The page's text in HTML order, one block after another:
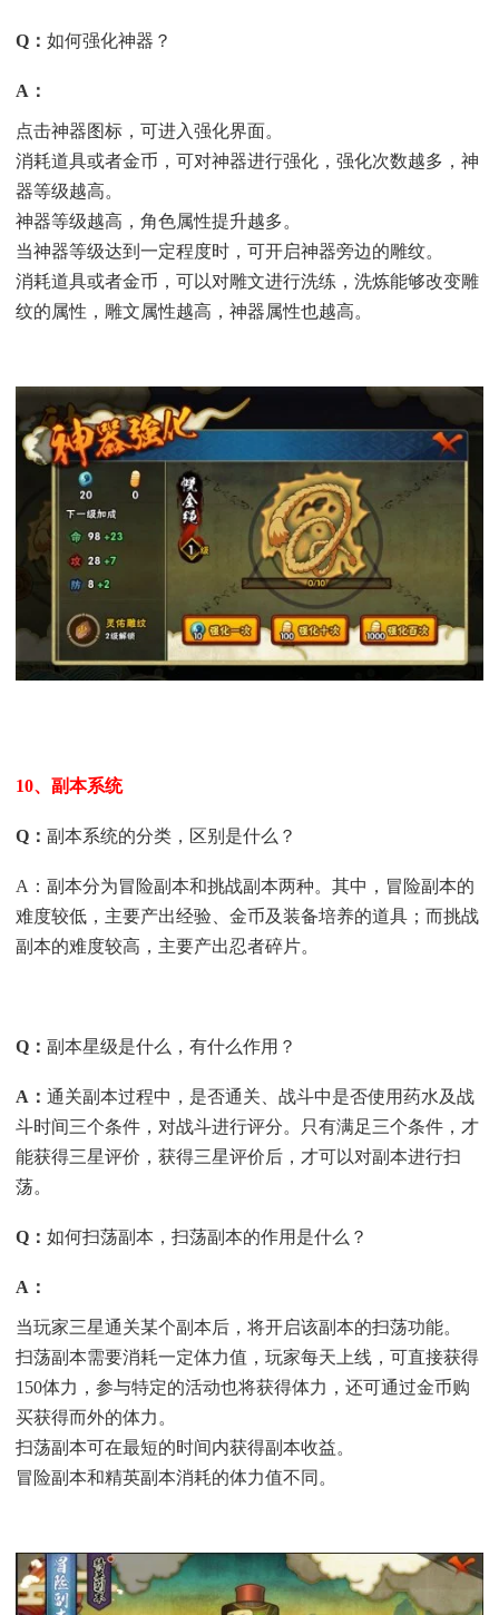
Q ：如何强化神器？
A ：
点击神器图标，可进入强化界面。
消耗道具或者金币，可对神器进行强化，强化次数越多，神
器等级越高。
神器等级越高，角色属性提升越多。
当神器等级达到一定程度时，可开启神器旁边的雕纹。
消耗道具或者金币，可以对雕文进行洗练，洗炼能够改变雕
纹的属性，雕文属性越高，神器属性也越高。
10、副本系统
Q ：副本系统的分类，区别是什么？
A：副本分为冒险副本和挑战副本两种。其中，冒险副本的
难度较低，主要产出经验、金币及装备培养的道具；而挑战
副本的难度较高，主要产出忍者碎片。
Q ：副本星级是什么，有什么作用？
A ：通关副本过程中，是否通关、战斗中是否使用药水及战
斗时间三个条件，对战斗进行评分。只有满足三个条件，才
能获得三星评价，获得三星评价后，才可以对副本进行扫
荡。
Q ：如何扫荡副本，扫荡副本的作用是什么？
A ：
当玩家三星通关某个副本后，将开启该副本的扫荡功能。
扫荡副本需要消耗一定体力值，玩家每天上线，可直接获得
150体力，参与特定的活动也将获得体力，还可通过金币购
买获得而外的体力。
扫荡副本可在最短的时间内获得副本收益。
冒险副本和精英副本消耗的体力值不同。